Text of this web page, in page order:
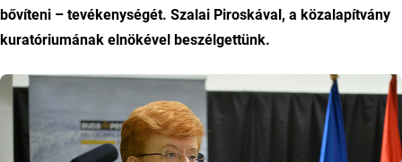
bővíteni – tevékenységét. Szalai Piroskával, a közalapítvány
kuratóriumának elnökével beszélgettünk.